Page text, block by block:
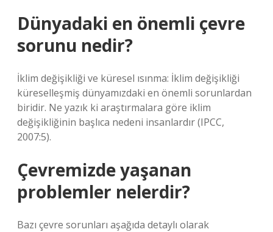
Dünyadaki en önemli çevre
sorunu nedir?
İklim değişikliği ve küresel ısınma: İklim değişikliği
küreselleşmiş dünyamızdaki en önemli sorunlardan
biridir. Ne yazık ki araştırmalara göre iklim
değişikliğinin başlıca nedeni insanlardır (IPCC,
2007:5).
Çevremizde yaşanan
problemler nelerdir?
Bazı çevre sorunları aşağıda detaylı olarak